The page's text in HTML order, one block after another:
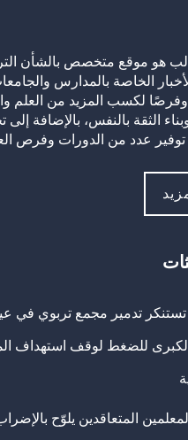
هو موقع متخصص بالشأن
الخاصة بالمدارس
لكسب المزيد من العلم
الثقة بالنفس، بالإضافة
عدد من الدورات وفرص
تدمير مجمع تربوي في
للضغط لوقف استهداف
المتعاقدين يلوّح